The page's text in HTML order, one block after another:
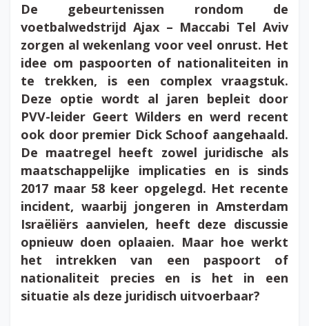
De gebeurtenissen rondom de
voetbalwedstrijd Ajax – Maccabi Tel Aviv
zorgen al wekenlang voor veel onrust. Het
idee om paspoorten of nationaliteiten in
te trekken, is een complex vraagstuk.
Deze optie wordt al jaren bepleit door
PVV-leider Geert Wilders en werd recent
ook door premier Dick Schoof aangehaald.
De maatregel heeft zowel juridische als
maatschappelijke implicaties en is sinds
2017 maar 58 keer opgelegd. Het recente
incident, waarbij jongeren in Amsterdam
Israëliërs aanvielen, heeft deze discussie
opnieuw doen oplaaien. Maar hoe werkt
het intrekken van een paspoort of
nationaliteit precies en is het in een
situatie als deze juridisch uitvoerbaar?